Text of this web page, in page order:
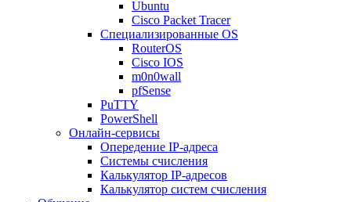
Ubuntu
Cisco Packet Tracer
Специализированные OS
RouterOS
Cisco IOS
m0n0wall
pfSense
PuTTY
PowerShell
Онлайн-сервисы
Опередение IP-адреса
Системы счисления
Калькулятор IP-адресов
Калькулятор систем счисления